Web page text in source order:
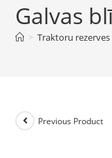
Galvas
> Traktoru rezerves
Previous Product